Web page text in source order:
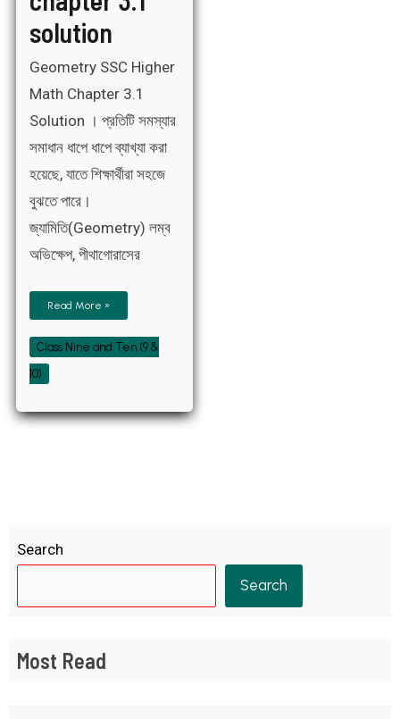
solution
Geometry SSC Higher
Math Chapter 3.1
Solution । প্রতিটি সমস্যার
সমাধান ধাপে ধাপে ব্যাখ্যা করা
হয়েছে, যাতে শিক্ষার্থীরা সহজে
বুঝতে পারে।
জ্যামিতি(Geometry) লম্ব
অভিক্ষেপ, পীথাগোরাসের
Read More »
Class Nine and Ten (9 &
10)
Search
Search
Most Read